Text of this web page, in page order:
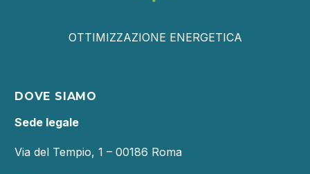
OTTIMIZZAZIONE ENERGETICA
DOVE SIAMO
Sede legale
Via del Tempio, 1 – 00186 Roma